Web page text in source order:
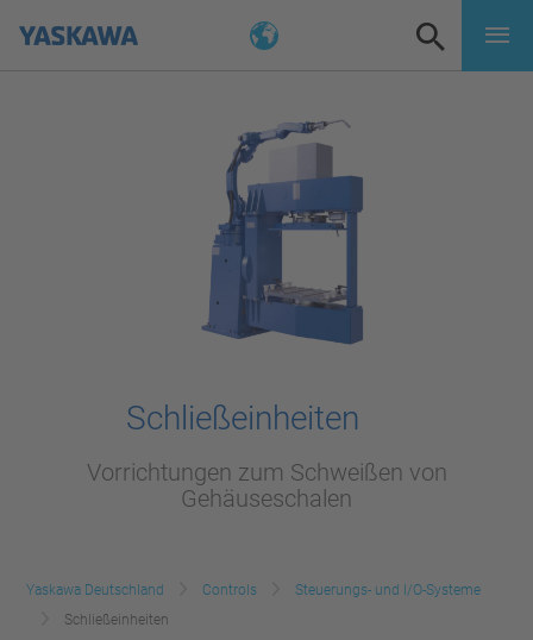
Schließeinheiten
Vorrichtungen zum Schweißen von
Gehäuseschalen
Yaskawa Deutschland Controls
Steuerungs- und I/O-Systeme
Schließeinheiten